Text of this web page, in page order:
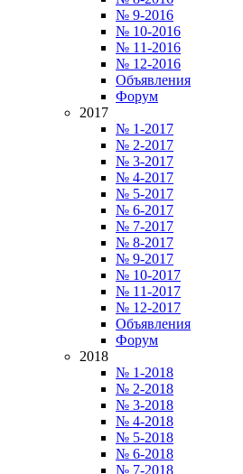
№ 9-2016
№ 10-2016
№ 11-2016
№ 12-2016
Объявления
Форум
2017
№ 1-2017
№ 2-2017
№ 3-2017
№ 4-2017
№ 5-2017
№ 6-2017
№ 7-2017
№ 8-2017
№ 9-2017
№ 10-2017
№ 11-2017
№ 12-2017
Объявления
Форум
2018
№ 1-2018
№ 2-2018
№ 3-2018
№ 4-2018
№ 5-2018
№ 6-2018
№ 7-2018